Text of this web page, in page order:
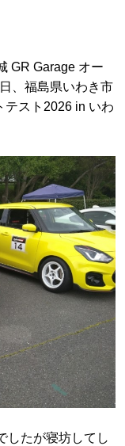
GR Garage オー
、福島県いわき市
テスト2026 in いわ
したが寝坊してし